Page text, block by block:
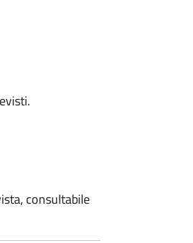
consultabile